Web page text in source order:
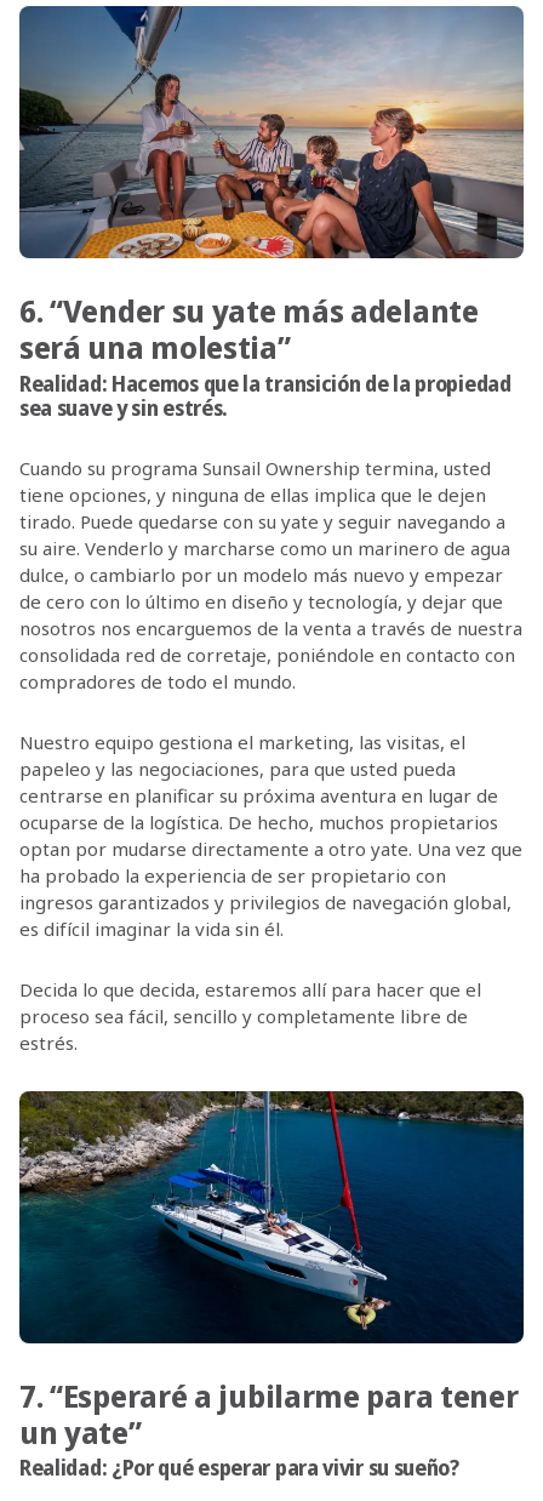
6. “Vender su yate más adelante
será una molestia”
Realidad: Hacemos que la transición de la propiedad
sea suave y sin estrés.
Cuando su programa Sunsail Ownership termina, usted
tiene opciones, y ninguna de ellas implica que le dejen
tirado. Puede quedarse con su yate y seguir navegando a
su aire. Venderlo y marcharse como un marinero de agua
dulce, o cambiarlo por un modelo más nuevo y empezar
de cero con lo último en diseño y tecnología, y dejar que
nosotros nos encarguemos de la venta a través de nuestra
consolidada red de corretaje, poniéndole en contacto con
compradores de todo el mundo.
Nuestro equipo gestiona el marketing, las visitas, el
papeleo y las negociaciones, para que usted pueda
centrarse en planificar su próxima aventura en lugar de
ocuparse de la logística. De hecho, muchos propietarios
optan por mudarse directamente a otro yate. Una vez que
ha probado la experiencia de ser propietario con
ingresos garantizados y privilegios de navegación global,
es difícil imaginar la vida sin él.
Decida lo que decida, estaremos allí para hacer que el
proceso sea fácil, sencillo y completamente libre de
estrés.
7. “Esperaré a jubilarme para tener
un yate”
Realidad: ¿Por qué esperar para vivir su sueño?